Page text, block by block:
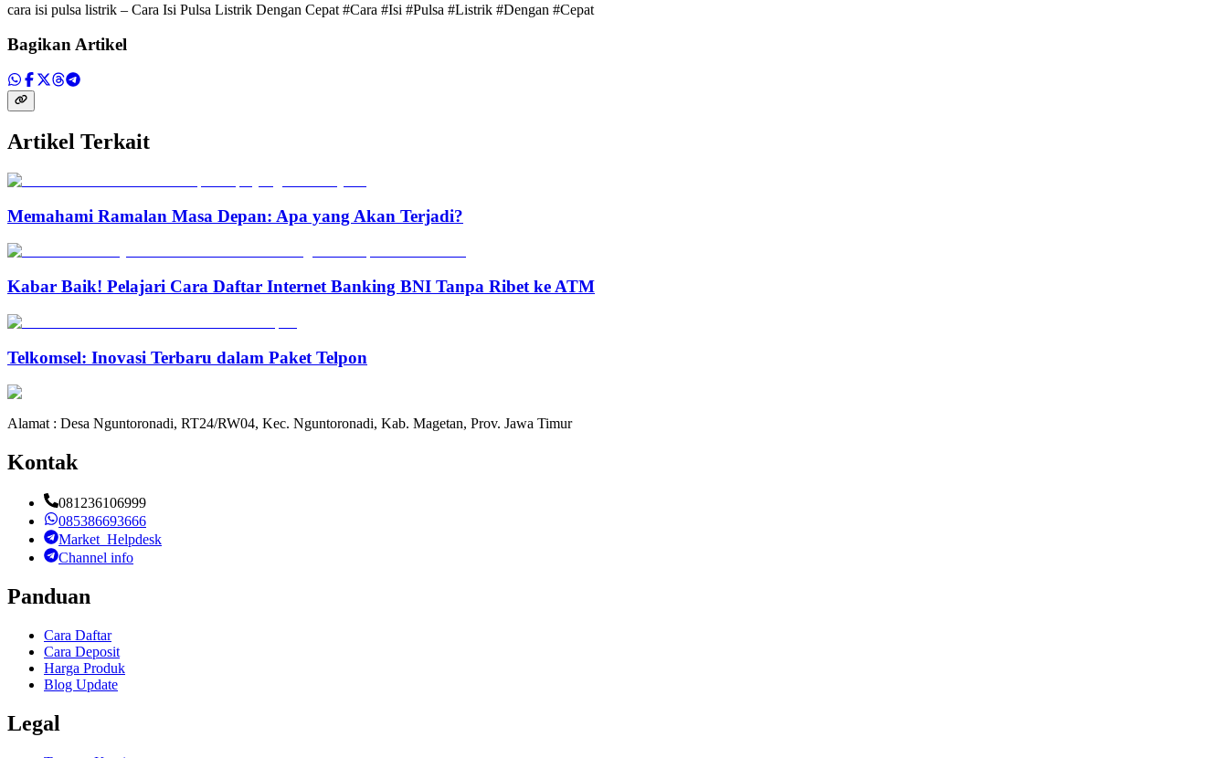
cara isi pulsa listrik – Cara Isi Pulsa Listrik Dengan Cepat #Cara #Isi #Pulsa #Listrik #Dengan #Cepat
Bagikan Artikel
Artikel Terkait
Memahami Ramalan Masa Depan: Apa yang Akan Terjadi?
Kabar Baik! Pelajari Cara Daftar Internet Banking BNI Tanpa Ribet ke ATM
Telkomsel: Inovasi Terbaru dalam Paket Telpon
Alamat : Desa Nguntoronadi, RT24/RW04, Kec. Nguntoronadi, Kab. Magetan, Prov. Jawa Timur
Kontak
081236106999
085386693666
Market_Helpdesk
Channel info
Panduan
Cara Daftar
Cara Deposit
Harga Produk
Blog Update
Legal